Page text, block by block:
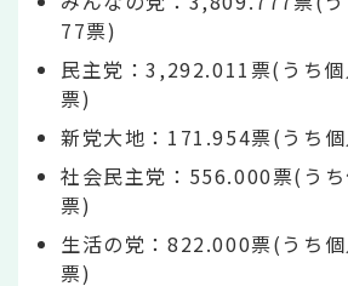
77票)
民主党：3,292.011票(うち
票)
新党大地：171.954票(うち
社会民主党：556.000票(う
票)
生活の党：822.000票(うち
票)